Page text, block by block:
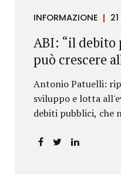
INFORMAZIONE
ABI: “il debito
può crescere
Antonio Patuelli:
sviluppo e lotta
debiti pubblici, che